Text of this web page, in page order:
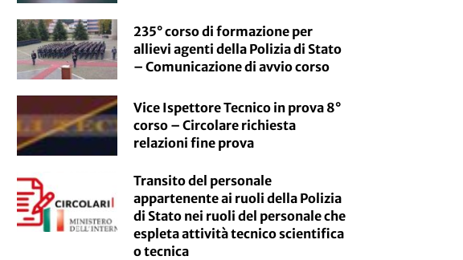
235° corso di formazione per
allievi agenti della Polizia di Stato
– Comunicazione di avvio corso
Vice Ispettore Tecnico in prova 8°
corso – Circolare richiesta
relazioni fine prova
Transito del personale
appartenente ai ruoli della Polizia
di Stato nei ruoli del personale che
espleta attività tecnico scientifica
o tecnica